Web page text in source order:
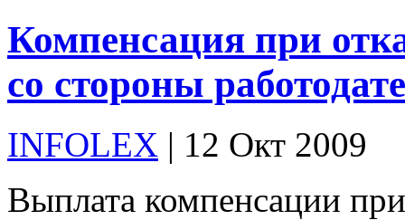
Компенсация при
со стороны
INFOLEX | 12 Окт 2009
Выплата компенсации при